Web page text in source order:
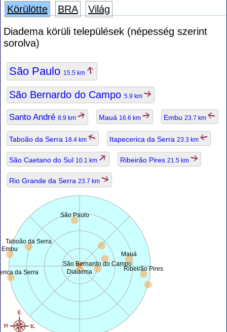
Körülötte BRA
Világ
Diadema körüli települések (népesség szerint
sorolva)
São Paulo 15.5 km
São Bernardo do Campo 5.9 km
Santo André 8.9 km Mauá 16.6 km Embu 23.7 km
Taboão da Serra 18.4 km Itapecerica da Serra 23.3 km
São Caetano do Sul 10.1 km Ribeirão Pires 21.5 km
Rio Grande da Serra 23.7 km
Diadema
São Paulo
São Bernardo do Campo
Mauá
Embu
Taboão da Serra
da Serra Ribeirão Pires